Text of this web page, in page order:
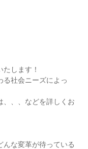
たします！
る社会ニーズによっ
、、、などを詳しくお
んな変革が待っている